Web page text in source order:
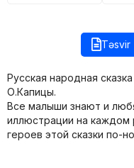
Təsvir
Русская народная
О.Капицы.
Все малыши знают и
иллюстрации на каждом
героев этой сказки по-